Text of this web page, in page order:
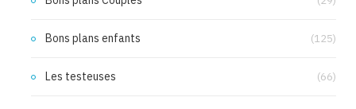
Bons plans enfants (125)
Les testeuses (66)